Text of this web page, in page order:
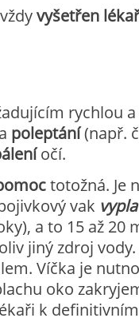
vyšetřen
rychlou
poleptání(např.
očí.
totožná. Je
vak
a to 15 až 20
jiný zdroj
Víčka je
oko
k